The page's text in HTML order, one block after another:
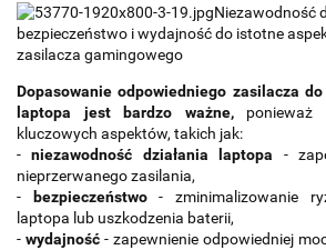
Niezawodność
bezpieczeństwo i wydajność do istotne
zasilacza gamingowego
Dopasowanie odpowiedniego zasilacza
laptopa jest bardzo ważne,ponieważ
kluczowych aspektów, takich jak:
-niezawodność działania laptopa -
nieprzerwanego zasilania,
-
bezpieczeństwo- zminimalizowanie
laptopa lub uszkodzenia baterii,
- wydajność - zapewnienie odpowiedniej